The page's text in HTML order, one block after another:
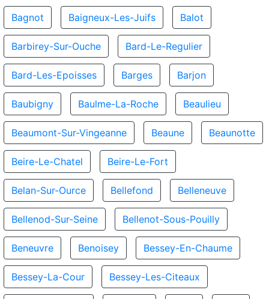
Bagnot Baigneux-Les-Juifs Balot
Barbirey-Sur-Ouche Bard-Le-Regulier
Bard-Les-Epoisses Barges Barjon
Baubigny Baulme-La-Roche Beaulieu
Beaumont-Sur-Vingeanne Beaune Beaunotte
Beire-Le-Chatel Beire-Le-Fort
Belan-Sur-Ource Bellefond Belleneuve
Bellenod-Sur-Seine Bellenot-Sous-Pouilly
Beneuvre Benoisey Bessey-En-Chaume
Bessey-La-Cour Bessey-Les-Citeaux